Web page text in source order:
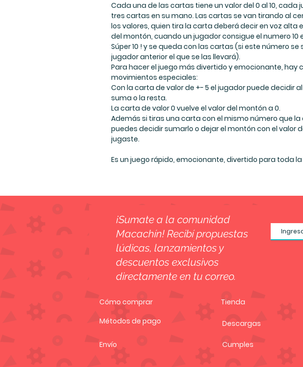
Cada una de las cartas tiene un valor del 0 al 10, cada
tres cartas en su mano. Las cartas se van tirando al
los valores, quien tira la carta deberá decir en voz alta
del montón, cuando un jugador consigue el numero 10
Súper 10 ! y se queda con las cartas (si este número se
jugador anterior el que se las llevará).
Para hacer el juego más divertido y emocionante, hay
movimientos especiales:
Con la carta de valor de +- 5 el jugador puede decidir
suma o la resta.
La carta de valor 0 vuelve el valor del montón a 0.
Además si tiras una carta con el mismo número que la
puedes decidir sumarlo o dejar el montón con el valor
jugaste.
Es un juego rápido, emocionante, divertido para toda
¡Sumate a la comunidad
Macachín! Recibí propuestas
lúdicas, lanzamientos y
descuentos exclusivos
directamente en tu correo.
Cómo comprar
Métodos de pago
Envío
Tienda
Descargas
Cumples